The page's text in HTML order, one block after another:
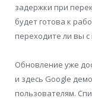
задержки при
будет готова к
переходите ли вы
Обновление уже
и здесь Google
пользователям.